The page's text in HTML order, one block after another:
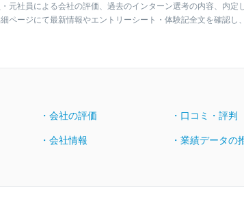
元社員による会社の評価、過去のインターン選考の内容、内定
ページにて最新情報やエントリーシート・体験記全文を確認し
・会社の評価 ・口コミ・評判
・会社情報 ・業績データの